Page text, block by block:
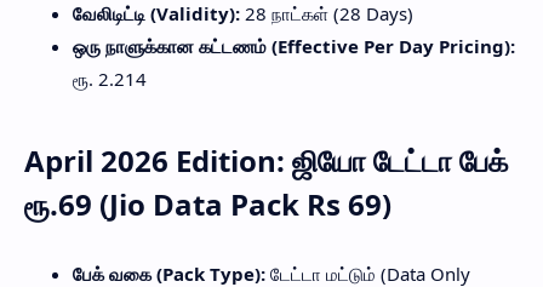
வேலிடிட்டி (Validity): 28 நாட்கள் (28 Days)
ஒரு நாளுக்கான கட்டணம் (Effective Per Day Pricing):
ரூ. 2.214
April 2026 Edition: ஜியோ டேட்டா பேக்
ரூ.69 (Jio Data Pack Rs 69)
பேக் வகை (Pack Type): டேட்டா மட்டும் (Data Only